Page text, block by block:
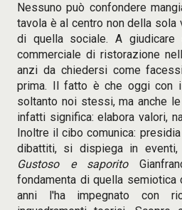
Nessuno può confondere
tavola è al centro non della sola
di quella sociale. A giudicare
commerciale di ristorazione
anzi da chiedersi come
prima. Il fatto è che oggi con
soltanto noi stessi, ma anche
infatti significa: elabora valori,
Inoltre il cibo comunica:
dibattiti, si dispiega in eventi,
Gustoso e saporito
fondamenta di quella
anni l'ha impegnato con